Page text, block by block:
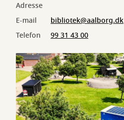
Adresse
E-mail
bibliotek@aalborg.dk
Telefon
99 31 43 00